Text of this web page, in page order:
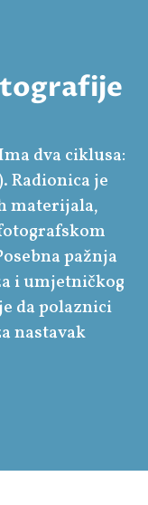
dva ciklusa:
je
materijala,
pažnja
i umjetničkog
da polaznici
nastavak